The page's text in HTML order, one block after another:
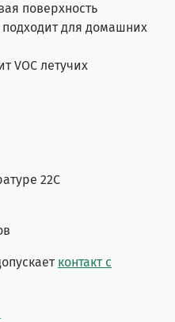
поверхность
подходит для домашних
VOC летучих
22С
контакт с